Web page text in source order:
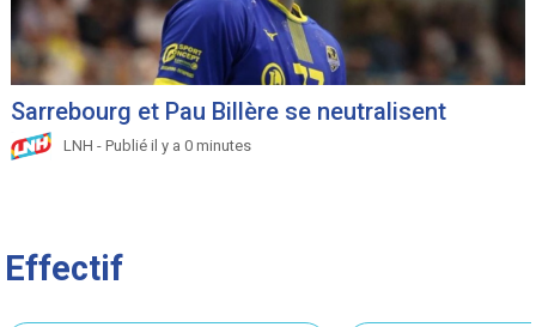
Sarrebourg et Pau Billère se neutralisent
LNH - Publié il y a 0 minutes
Effectif